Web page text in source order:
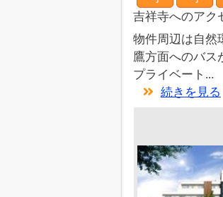
吉祥寺へのアク
物件周辺は自然
鷹方面へのバス
プライベート...
続きを見る